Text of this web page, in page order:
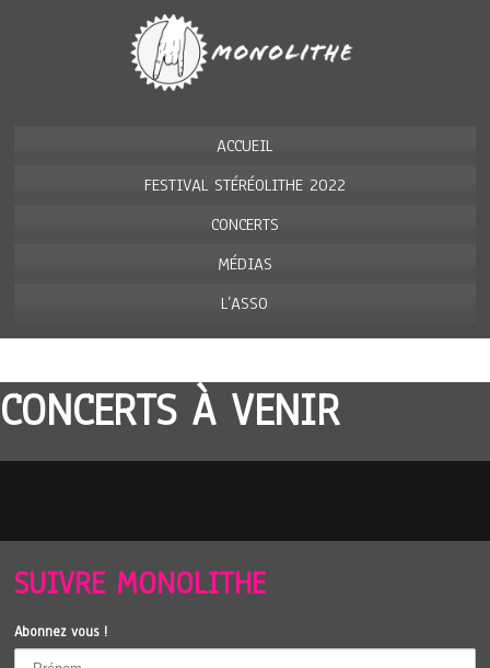
ACCUEIL
FESTIVAL STÉRÉOLITHE 2022
CONCERTS
MÉDIAS
L’ASSO
CONCERTS À VENIR
SUIVRE MONOLITHE
Abonnez vous !